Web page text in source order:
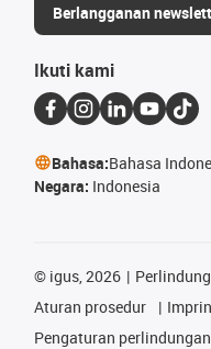
Berlangganan
Ikuti kami
Bahasa:Bahasa
Negara: Indonesia
© igus, 2026
Aturan prosedur
Pengaturan